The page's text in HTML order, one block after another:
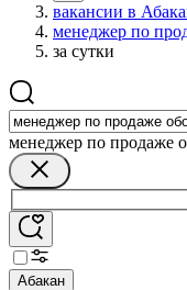
вакансии в
менеджер по
за сутки
менеджер по продаже
Абакан